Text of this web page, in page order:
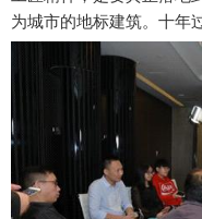
为城市的地标建筑。十年